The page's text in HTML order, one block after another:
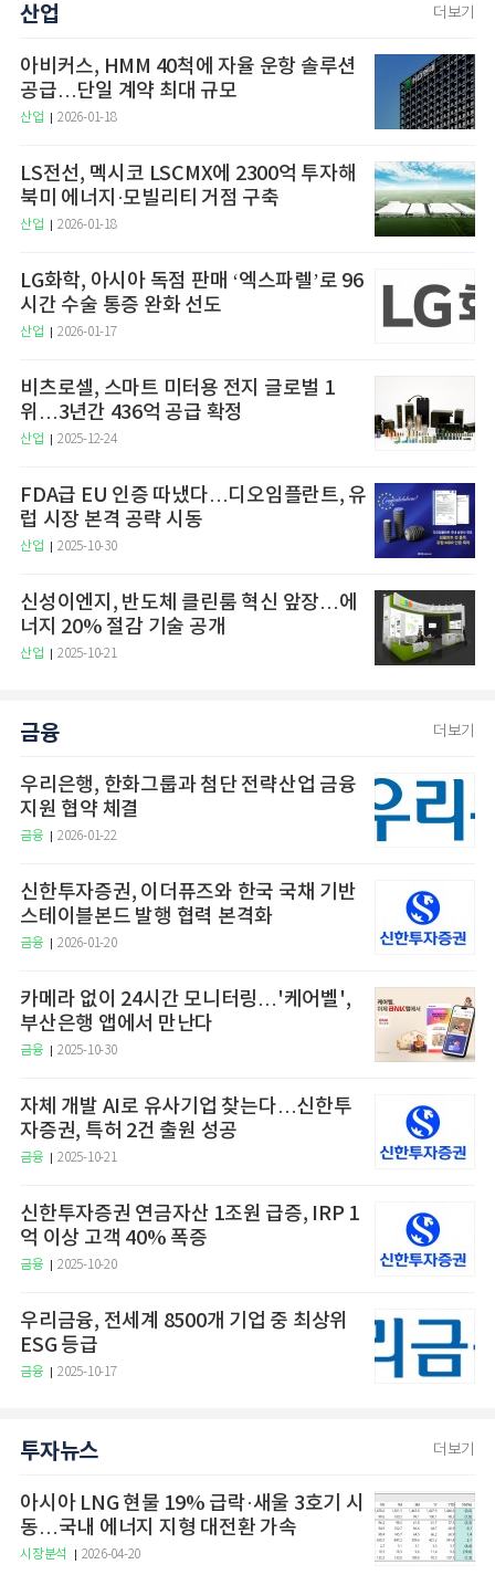
산업 더보기
아비커스, HMM 40척에 자율 운항 솔루션
공급…단일 계약 최대 규모
산업 2026-01-18
LS전선, 멕시코 LSCMX에 2300억 투자해
북미 에너지·모빌리티 거점 구축
산업 2026-01-18
LG화학, 아시아 독점 판매 ‘엑스파렐’로 96
시간 수술 통증 완화 선도
산업 2026-01-17
비츠로셀, 스마트 미터용 전지 글로벌 1
위…3년간 436억 공급 확정
산업 2025-12-24
FDA급 EU 인증 따냈다…디오임플란트, 유
럽 시장 본격 공략 시동
산업 2025-10-30
신성이엔지, 반도체 클린룸 혁신 앞장…에
너지 20% 절감 기술 공개
산업 2025-10-21
금융 더보기
우리은행, 한화그룹과 첨단 전략산업 금융
지원 협약 체결
금융 2026-01-22
신한투자증권, 이더퓨즈와 한국 국채 기반
스테이블본드 발행 협력 본격화
금융 2026-01-20
카메라 없이 24시간 모니터링…'케어벨',
부산은행 앱에서 만난다
금융 2025-10-30
자체 개발 AI로 유사기업 찾는다…신한투
자증권, 특허 2건 출원 성공
금융 2025-10-21
신한투자증권 연금자산 1조원 급증, IRP 1
억 이상 고객 40% 폭증
금융 2025-10-20
우리금융, 전세계 8500개 기업 중 최상위
ESG 등급
금융 2025-10-17
투자뉴스 더보기
아시아 LNG 현물 19% 급락·새울 3호기 시
동…국내 에너지 지형 대전환 가속
시장분석 2026-04-20